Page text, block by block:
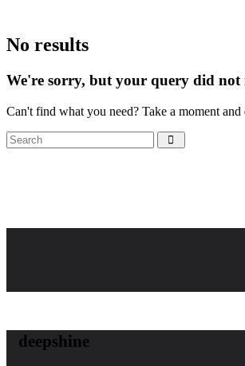
No results
We're sorry, but your query did not
Can't find what you need? Take a moment
deepshine